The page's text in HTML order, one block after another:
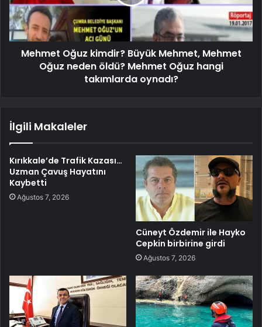
Mehmet Oğuz kimdir? Büyük Mehmet, Mehmet
Oğuz neden öldü? Mehmet Oğuz hangi
takımlarda oynadı?
İlgili Makaleler
Kırıkkale’de Trafik Kazası…
Uzman Çavuş Hayatını
Kaybetti
Ağustos 7, 2026
Cüneyt Özdemir ile Hayko
Cepkin birbirine girdi
Ağustos 7, 2026